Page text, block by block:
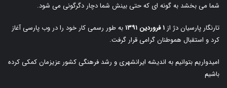
شما می بخشد به گونه ای که حتی بینش شما دچار دگرگونی می شود.
تارنگار پارسیان دژ از ۱ فروردین ۱۳۹۱
به طور رسمی کار خود را در وب پارسی آغاز
کرد و استقبال هموطنان گرامی قرار گرفت.
امیدواریم بتوانیم به اندیشه ایرانشهری و رشد فرهنگی کشور عزیزمان کمکی کرده
باشیم